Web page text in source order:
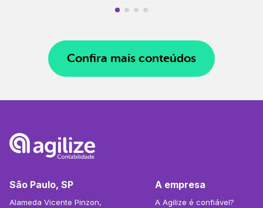
Confira mais conteúdos
São Paulo, SP
Alameda Vicente Pinzon,
A empresa
A Agilize é confiável?